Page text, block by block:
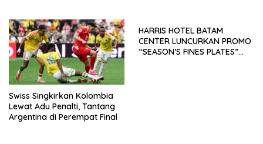
Swiss Singkirkan Kolombia
Lewat Adu Penalti, Tantang
Argentina di Perempat Final
HARRIS HOTEL BATAM
CENTER LUNCURKAN PROMO
“SEASON’S FINES PLATES”